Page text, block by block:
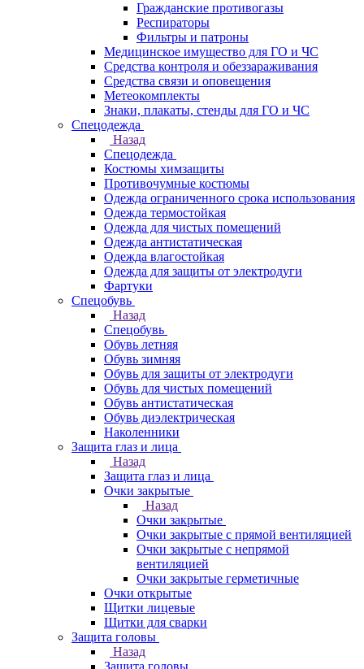
Гражданские противогазы
Респираторы
Фильтры и патроны
Медицинское имущество для ГО и ЧС
Средства контроля и обеззараживания
Средства связи и оповещения
Метеокомплекты
Знаки, плакаты, стенды для ГО и ЧС
Спецодежда
Назад
Спецодежда
Костюмы химзащиты
Противочумные костюмы
Одежда ограниченного срока использования
Одежда термостойкая
Одежда для чистых помещений
Одежда антистатическая
Одежда влагостойкая
Одежда для защиты от электродуги
Фартуки
Спецобувь
Назад
Спецобувь
Обувь летняя
Обувь зимняя
Обувь для защиты от электродуги
Обувь для чистых помещений
Обувь антистатическая
Обувь диэлектрическая
Наколенники
Защита глаз и лица
Назад
Защита глаз и лица
Очки закрытые
Назад
Очки закрытые
Очки закрытые с прямой вентиляцией
Очки закрытые с непрямой
вентиляцией
Очки закрытые герметичные
Очки открытые
Щитки лицевые
Щитки для сварки
Защита головы
Назад
Защита головы